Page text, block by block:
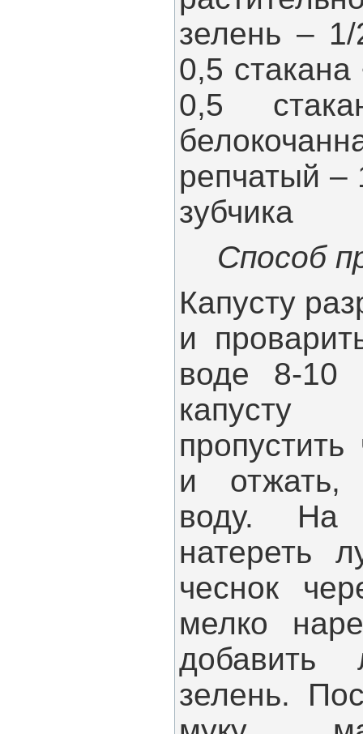
зелень –
0,5
0,5
репчатый –
зубчика
Способ
Капусту
и
воде 8-10
и отжать,
воду. На
натереть
чеснок
мелко
зелень.